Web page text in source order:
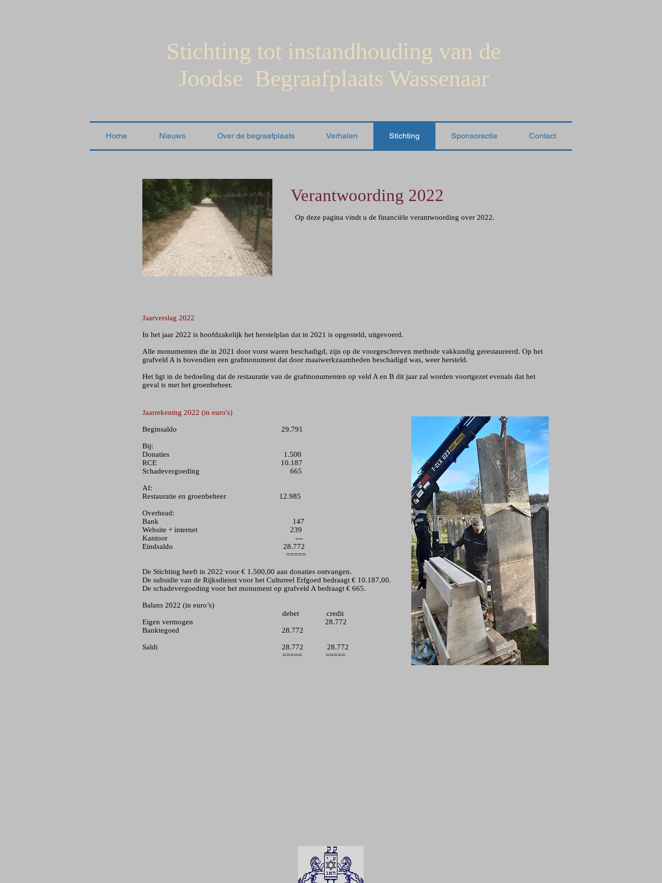
Stichting tot instandhouding van de
Joodse Begraafplaats Wassenaar
Home Nieuws Over de begraafplaats Verhalen Stichting Sponsoractie Contact
Verantwoording 2022
Op deze pagina vindt u de financiële verantwoording over 2022.
Jaarverslag 2022
In het jaar 2022 is hoofdzakelijk het herstelplan dat in 2021 is opgesteld, uitgevoerd.
Alle monumenten die in 2021 door vorst waren beschadigd, zijn op de voorgeschreven methode vakkundig gerestaureerd. Op het
grafveld A is bovendien een grafmonument dat door maaiwerkzaamheden beschadigd was, weer hersteld.
Het ligt in de bedoeling dat de restauratie van de grafmonumenten op veld A en B dit jaar zal worden voortgezet evenals dat het
geval is met het groenbeheer.
​Jaarrekening 2022 (in euro's)
Beginsaldo 29.791
Bij:
Donaties 1.500
​RCE 10.187
Schadevergoeding 665
Af:
Restauratie en groenbeheer 12.985
Overhead:
Bank 147
Website + internet 239
Kantoor ---
Eindsaldo 28.772
=====
De Stichting heeft in 2022 voor € 1.500,00 aan donaties ontvangen.
De subsidie van de Rijksdienst voor het Cultureel Erfgoed bedraagt € 10.187,00.
De schadevergoeding voor het monument op grafveld A bedraagt € 665.
Balans 2022 (in euro’s)
debet credit
Eigen vermogen 28.772
Banktegoed 28.772
​Saldi 28.772 28.772
===== =====